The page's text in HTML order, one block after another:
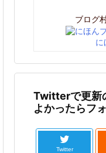
ブログ
に
Twitterで更新
よかったらフ
Twitter